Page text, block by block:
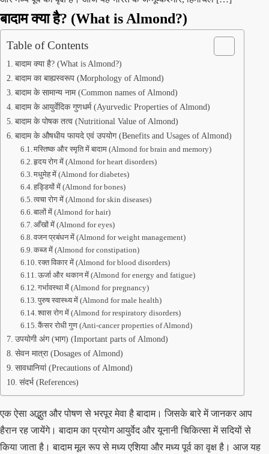
बादाम क्या है? (What is Almond?)
Table of Contents
बादाम क्या है? (What is Almond?)
बादाम का बाह्यस्वरूप (Morphology of Almond)
बादाम के सामान्य नाम (Common names of Almond)
बादाम के आयुर्वेदिक गुणधर्म (Ayurvedic Properties of Almond)
बादाम के पोषक तत्व (Nutritional Value of Almond)
बादाम के औषधीय फायदे एवं उपयोग (Benefits and Usages of Almond)
मस्तिष्क और स्मृति में बादाम (Almond for brain and memory)
हृदय रोग में (Almond for heart disorders)
मधुमेह में (Almond for diabetes)
हड्डियों में (Almond for bones)
त्वचा रोग में (Almond for skin diseases)
बालों में (Almond for hair)
आँखों में (Almond for eyes)
वजन प्रबंधन में (Almond for weight management)
कब्ज में (Almond for constipation)
रक्त विकार में (Almond for blood disorders)
ऊर्जा और थकान में (Almond for energy and fatigue)
गर्भावस्था में (Almond for pregnancy)
पुरुष स्वास्थ्य में (Almond for male health)
श्वास रोग में (Almond for respiratory disorders)
कैंसर रोधी गुण (Anti-cancer properties of Almond)
उपयोगी अंग (भाग) (Important parts of Almond)
सेवन मात्रा (Dosages of Almond)
सावधानियां (Precautions of Almond)
संदर्भ (References)
एक ऐसा अद्भुत और पोषण से भरपूर मेवा है बादाम। जिसके बारे में जानकर आप
हैरान रह जायेंगे। बादाम का प्रयोग आयुर्वेद और यूनानी चिकित्सा में सदियों से
किया जाता है। बादाम मूल रूप से मध्य एशिया और मध्य पूर्व का वृक्ष है। आज यह